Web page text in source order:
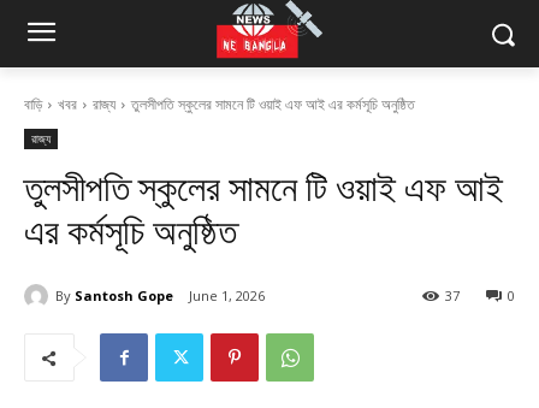
বাড়ি খবর রাজ্য তুলসীপতি স্কুলের সামনে টি ওয়াই এফ আই এর কর্মসূচি অনুষ্ঠিত
রাজ্য
তুলসীপতি স্কুলের সামনে টি ওয়াই এফ আই
এর কর্মসূচি অনুষ্ঠিত
By Santosh Gope June 1, 2026 0
37